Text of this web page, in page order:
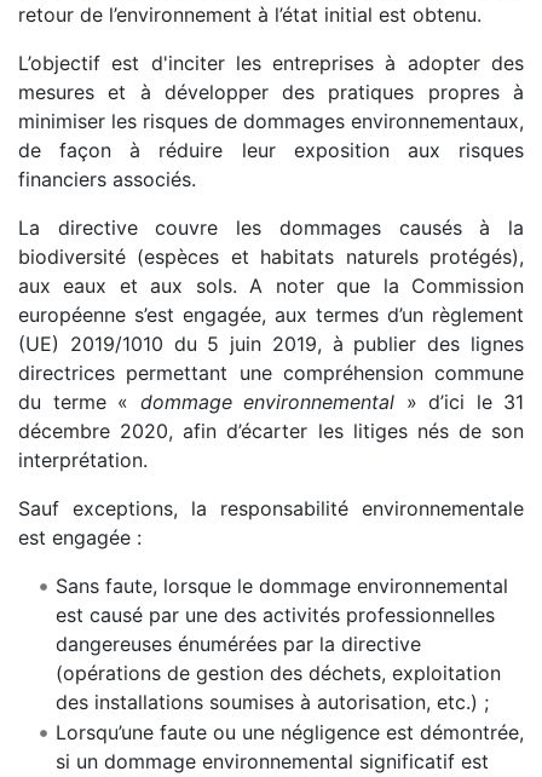
retour de l’environnement à l’état initial est obtenu.
L’objectif est d'inciter les entreprises à adopter des
mesures et à développer des pratiques propres à
minimiser les risques de dommages environnementaux,
de façon à réduire leur exposition aux risques
financiers associés.
La directive couvre les dommages causés à la
biodiversité (espèces et habitats naturels protégés),
aux eaux et aux sols. A noter que la Commission
européenne s’est engagée, aux termes d’un règlement
(UE) 2019/1010 du 5 juin 2019, à publier des lignes
directrices permettant une compréhension commune
du terme « dommage environnemental » d’ici le 31
décembre 2020, afin d’écarter les litiges nés de son
interprétation.
Sauf exceptions, la responsabilité environnementale
est engagée :
Sans faute, lorsque le dommage environnemental
est causé par une des activités professionnelles
dangereuses énumérées par la directive
(opérations de gestion des déchets, exploitation
des installations soumises à autorisation, etc.) ;
Lorsqu’une faute ou une négligence est démontrée,
si un dommage environnemental significatif est